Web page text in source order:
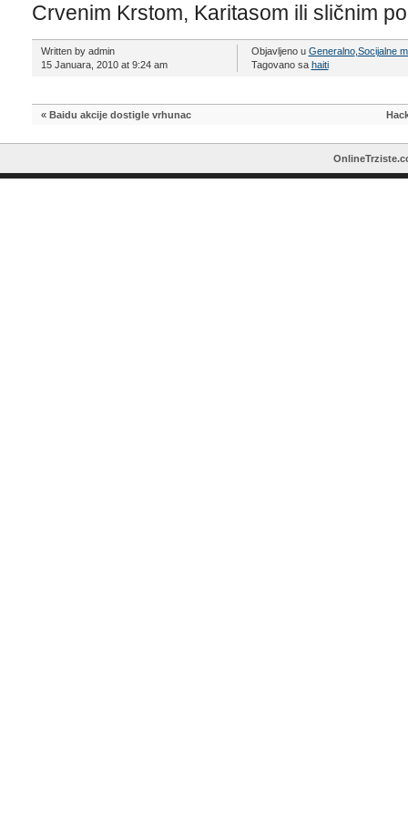
Crvenim Krstom, Karitasom ili sličnim
Written by admin
15 Januara, 2010 at 9:24 am
Objavljeno u Generalno, Socijalne
Tagovano sa haiti
« Baidu akcije dostigle vrhunac